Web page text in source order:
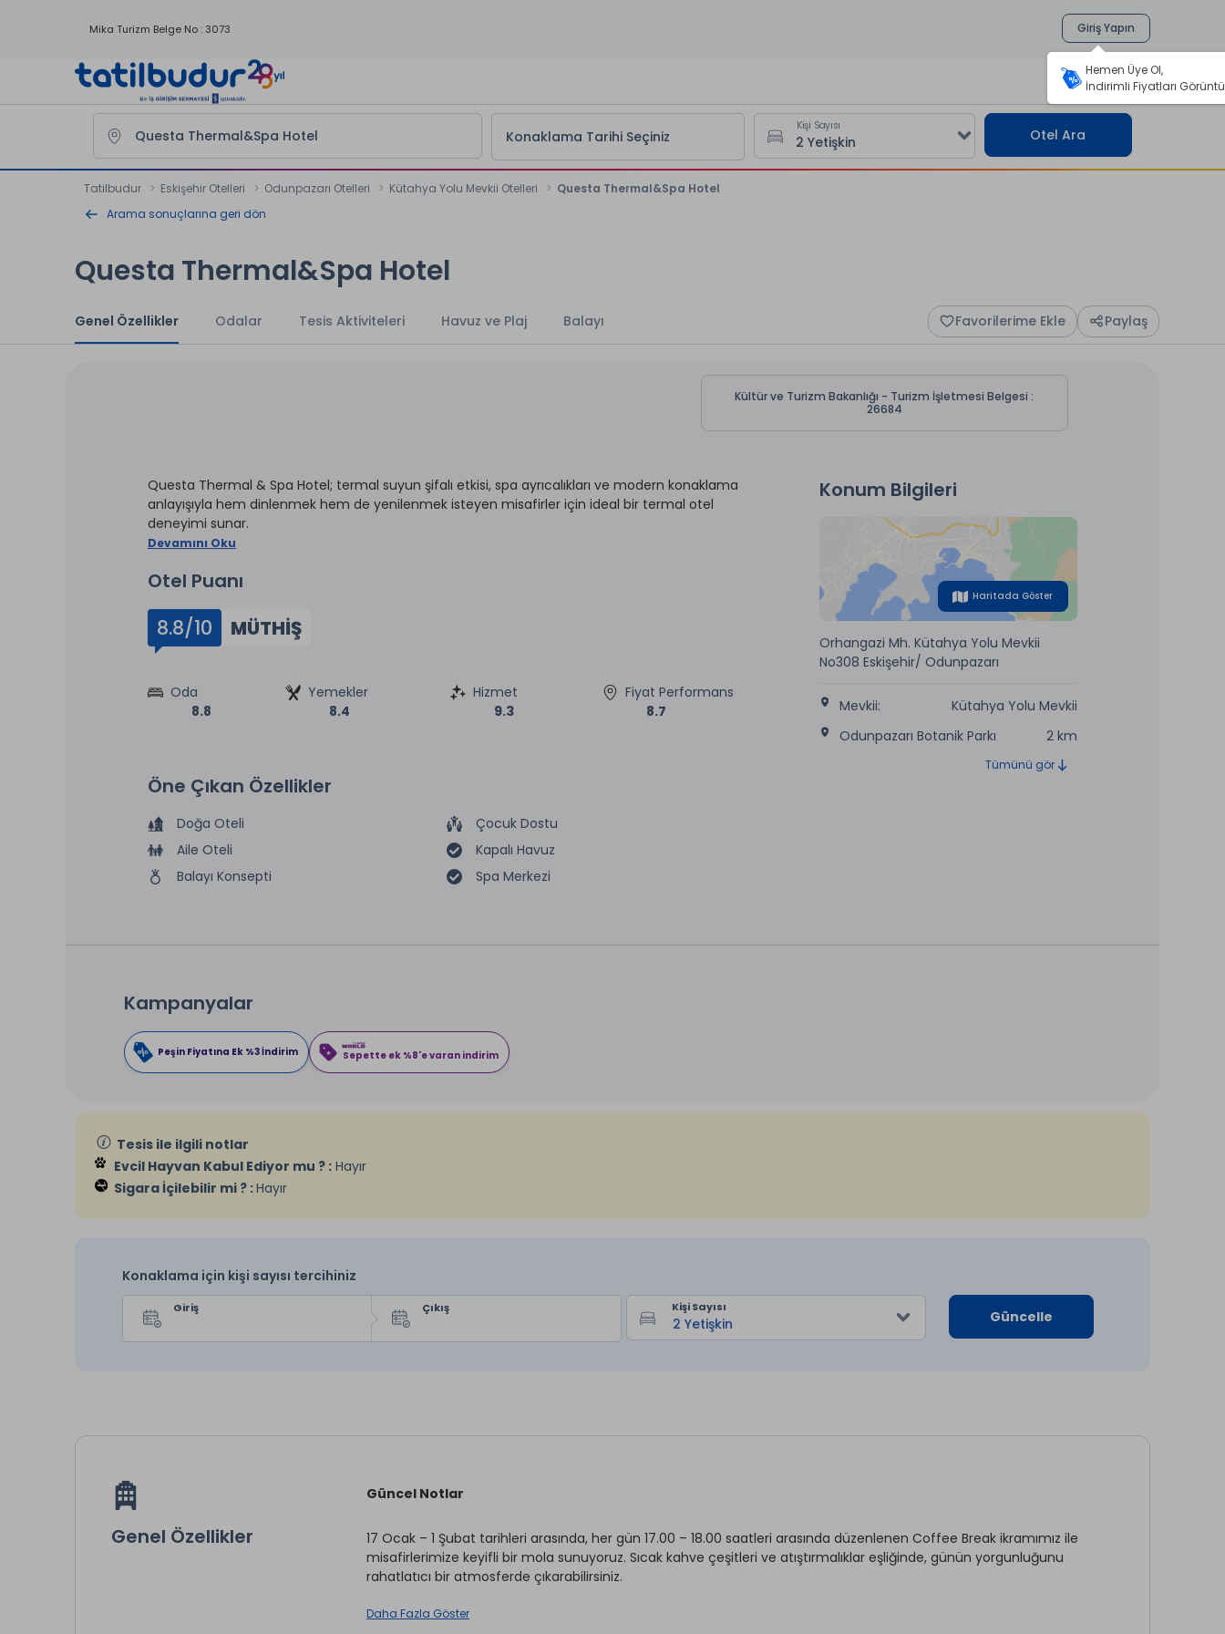
Mika Turizm Belge No : 3073 Giriş Yapın
Konaklama Tarihi Seçiniz
Kişi Sayısı
Otel Ara
Tatilbudur Eskişehir Otelleri Odunpazarı Otelleri Kütahya Yolu Mevkii Otelleri
Questa Thermal&Spa Hotel
Arama sonuçlarına geri dön
Questa Thermal&Spa Hotel
Genel Özellikler Odalar Tesis Aktiviteleri Havuz ve Plaj Balayı Favorilerime Ekle Paylaş
Kültür ve Turizm Bakanlığı - Turizm İşletmesi Belgesi :
26684
Questa Thermal & Spa Hotel; termal suyun şifalı etkisi, spa ayrıcalıkları ve modern konaklama
anlayışıyla hem dinlenmek hem de yenilenmek isteyen misafirler için ideal bir termal otel
deneyimi sunar.
Devamını Oku
Otel Puanı
8.8/10 MÜTHIŞ
Oda
8.8
Yemekler
8.4
Hizmet
9.3
Fiyat Performans
8.7
Öne Çıkan Özellikler
Doğa Oteli
Çocuk Dostu
Aile Oteli
Kapalı Havuz
Balayı Konsepti
Spa Merkezi
Konum Bilgileri
Haritada Göster
Orhangazi Mh. Kütahya Yolu Mevkii
No308 Eskişehir/ Odunpazarı
Mevkii:
Kütahya Yolu Mevkii
Odunpazarı Botanik Parkı
2 km
Tümünü gör
Kampanyalar
Peşin Fiyatına Ek %3 İndirim Sepette ek %8'e varan indirim
Tesis ile ilgili notlar
Evcil Hayvan Kabul Ediyor mu ? : Hayır
Sigara İçilebilir mi ? :Hayır
Konaklama için kişi sayısı tercihiniz
Giriş Çıkış Kişi Sayısı
Güncelle
Genel Özellikler
Güncel Notlar
17 Ocak – 1 Şubat tarihleri arasında, her gün 17.00 – 18.00 saatleri arasında düzenlenen Coffee Break ikramımız ile
misafirlerimize keyifli bir mola sunuyoruz. Sıcak kahve çeşitleri ve atıştırmalıklar eşliğinde, günün yorgunluğunu
rahatlatıcı bir atmosferde çıkarabilirsiniz.
Questa Thermal & Spa Hotel – Termal Konfor, Spa Ayrıcalığı ve Yenileyici Tatil
Daha Fazla Göster
Hemen Üye Ol,
İndirimli Fiyatları